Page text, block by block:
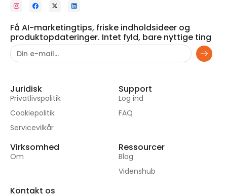
Få AI-marketingtips, friske indholdsideer og
produktopdateringer. Intet fyld, bare nyttige ting
Juridisk
Privatlivspolitik
Cookiepolitik
Servicevilkår
Support
Log ind
FAQ
Virksomhed
Om
Ressourcer
Blog
Videnshub
Kontakt os